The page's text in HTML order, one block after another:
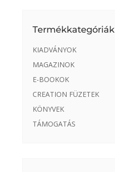
Termékkategóriák
KIADVÁNYOK
MAGAZINOK
E-BOOKOK
CREATION FÜZETEK
KÖNYVEK
TÁMOGATÁS